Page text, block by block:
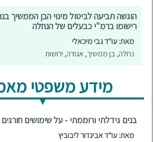
הוגשה תביעה לביטול מינוי הבן הממשיך
רישומו ברמ"י כבעלים של הנחלה
מאת: עו"ד גבי מיכאלי
נחלה, בן ממשיך, אגודה, ירושות
מידע משפטי
בנים גידלתי ורוממתי - על שימושים
מאת: עו"ד אביגדור ליבוביץ